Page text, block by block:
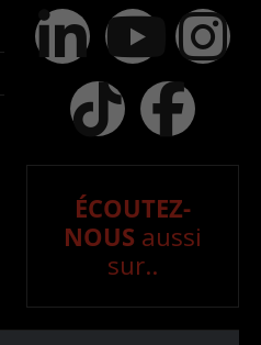
ÉCOUTEZ-
NOUS aussi
sur..